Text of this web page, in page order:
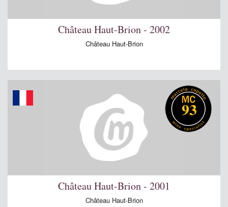
Château Haut-Brion - 2002
Château Haut-Brion
93
Château Haut-Brion - 2001
Château Haut-Brion